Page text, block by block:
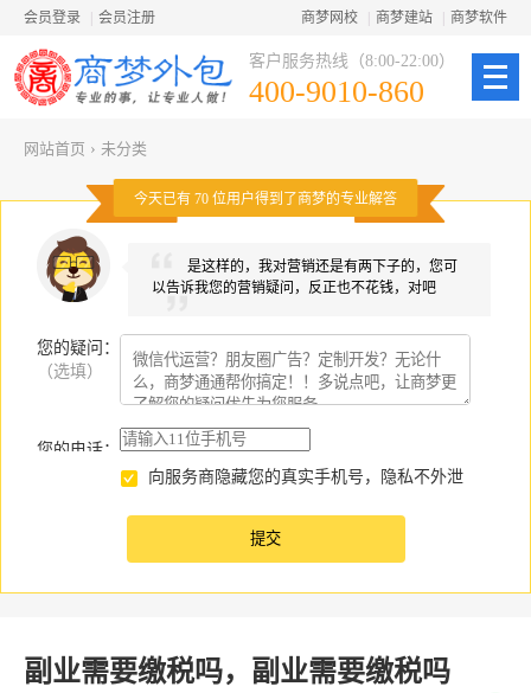
会员登录 会员注册 商梦网校 商梦建站 商梦软件
客户服务热线（8:00-22:00）
400-9010-860
网站首页 › 未分类
今天已有 70 位用户得到了商梦的专业解答
是这样的，我对营销还是有两下子的，您可
以告诉我您的营销疑问，反正也不花钱，对吧
您的疑问
（选填）
：
您的电话：
向服务商隐藏您的真实手机号，隐私不外泄
副业需要缴税吗，副业需要缴税吗